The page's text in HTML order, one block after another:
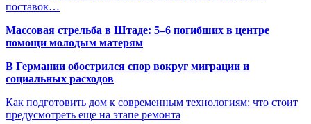
поставок…
Массовая стрельба в Штаде: 5–6 погибших в центре
помощи молодым матерям
В Германии обострился спор вокруг миграции и
социальных расходов
Как подготовить дом к современным технологиям: что стоит
предусмотреть еще на этапе ремонта